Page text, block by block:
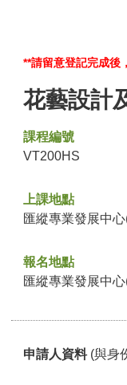
**請留意登記完成後
花藝設計
課程編號
VT200HS
上課地點
匯縱專業發展中
報名地點
匯縱專業發展中
申請人資料 (與身